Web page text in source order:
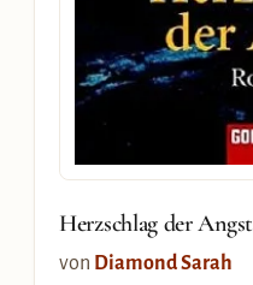
Herzschlag der Angst
von Diamond Sarah